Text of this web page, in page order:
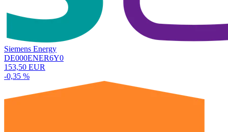
Siemens Energy
DE000ENER6Y0
153,50 EUR
-0,35 %